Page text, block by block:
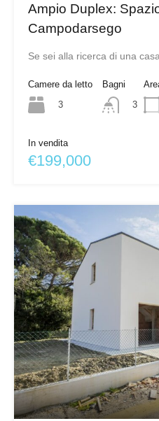
Ampio Duplex:
Campodarsego
Se sei alla ricerca di una
Camere da letto
3
Bagni
3
In vendita
€199,000